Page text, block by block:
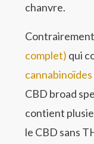
chanvre.
complet) qui
cannabinoïdes
CBD broad
contient
le CBD sans